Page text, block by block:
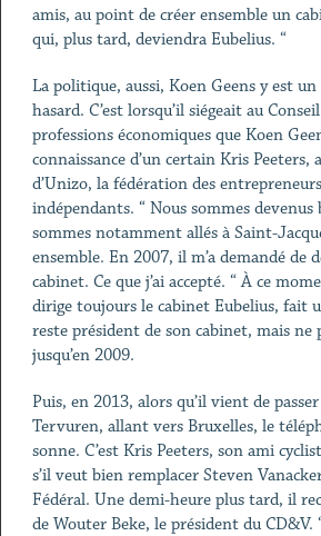
amis, au point de créer ensemble un
qui, plus tard, deviendra Eubelius. “
La politique, aussi, Koen Geens y est
hasard. C’est lorsqu’il siégeait au
professions économiques que Koen
connaissance d’un certain Kris Peeters,
d’Unizo, la fédération des
indépendants. “ Nous sommes devenus
sommes notamment allés à Saint-
ensemble. En 2007, il m’a demandé de
cabinet. Ce que j’ai accepté. “ À ce
dirige toujours le cabinet Eubelius, fait
reste président de son cabinet, mais ne
jusqu’en 2009.
Puis, en 2013, alors qu’il vient de
Tervuren, allant vers Bruxelles, le
sonne. C’est Kris Peeters, son ami
s’il veut bien remplacer Steven
Fédéral. Une demi-heure plus tard, il
de Wouter Beke, le président du CD&V.